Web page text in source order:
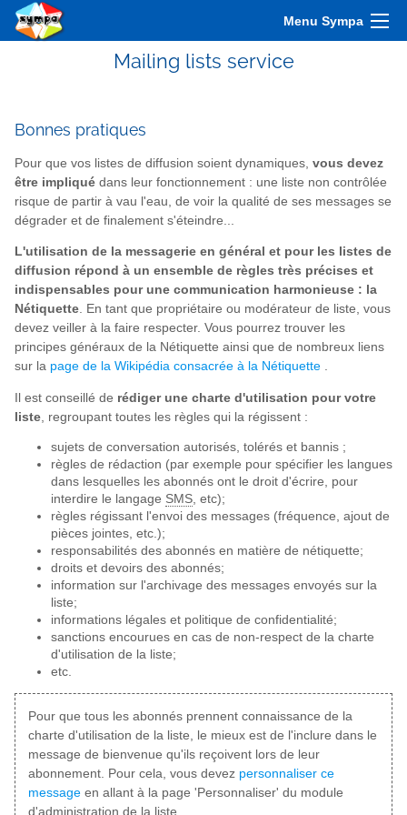
Menu Sympa
Mailing lists service
Bonnes pratiques
Pour que vos listes de diffusion soient dynamiques, vous devez
être impliqué dans leur fonctionnement : une liste non contrôlée
risque de partir à vau l'eau, de voir la qualité de ses messages se
dégrader et de finalement s'éteindre...
L'utilisation de la messagerie en général et pour les listes de
diffusion répond à un ensemble de règles très précises et
indispensables pour une communication harmonieuse : la
Nétiquette. En tant que propriétaire ou modérateur de liste, vous
devez veiller à la faire respecter. Vous pourrez trouver les
principes généraux de la Nétiquette ainsi que de nombreux liens
sur la page de la Wikipédia consacrée à la Nétiquette .
Il est conseillé de rédiger une charte d'utilisation pour votre
liste , regroupant toutes les règles qui la régissent :
sujets de conversation autorisés, tolérés et bannis ;
règles de rédaction (par exemple pour spécifier les langues
dans lesquelles les abonnés ont le droit d'écrire, pour
interdire le langage SMS, etc);
règles régissant l'envoi des messages (fréquence, ajout de
pièces jointes, etc.);
responsabilités des abonnés en matière de nétiquette;
droits et devoirs des abonnés;
information sur l'archivage des messages envoyés sur la
liste;
informations légales et politique de confidentialité;
sanctions encourues en cas de non-respect de la charte
d'utilisation de la liste;
etc.
Pour que tous les abonnés prennent connaissance de la
charte d'utilisation de la liste, le mieux est de l'inclure dans le
message de bienvenue qu'ils reçoivent lors de leur
abonnement. Pour cela, vous devez personnaliser ce
messageen allant à la page 'Personnaliser' du module
d'administration de la liste.